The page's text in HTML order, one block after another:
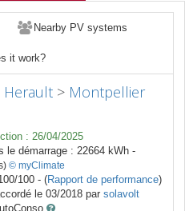
Nearby PV systems
it work?
Herault > Montpellier
: 26/04/2025
le démarrage : 22664 kWh -
© myClimate
100 - (Rapport de performance)
le 03/2018 par solavolt